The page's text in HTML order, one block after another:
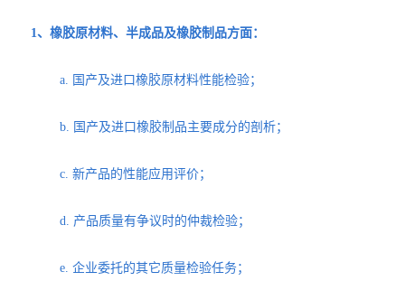
1、橡胶原材料、半成品及橡胶制品方面：
a. 国产及进口橡胶原材料性能检验；
b. 国产及进口橡胶制品主要成分的剖析；
c. 新产品的性能应用评价；
d. 产品质量有争议时的仲裁检验；
e. 企业委托的其它质量检验任务；